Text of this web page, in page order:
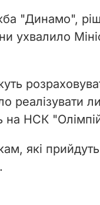
i
e
o
"Динамо",
ухвалило
реалізувати
на НСК
які